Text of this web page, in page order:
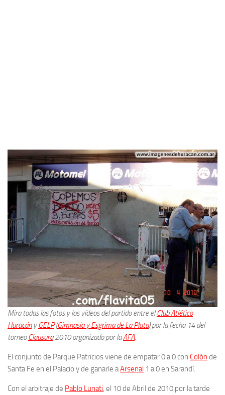
Mira todas las fotos y los vídeos del partido entre elClub Atlético
HuracányGELP(Gimnasia y Esgrima de La Plata) por la fecha 14 del
torneoClausura2010 organizado por laAFA
El conjunto de Parque Patricios viene de empatar 0 a 0 con Colón de
Santa Fe en el Palacio y de ganarle aArsenal 1 a 0 en Sarandí.
Con el arbitraje de Pablo Lunati , el 10 de Abril de 2010 por la tarde